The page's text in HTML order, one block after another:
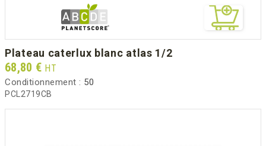
plateau caterlux blanc atlas 1/2
Prix
68,80 € HT
Conditionnement : 50
PCL2719CB